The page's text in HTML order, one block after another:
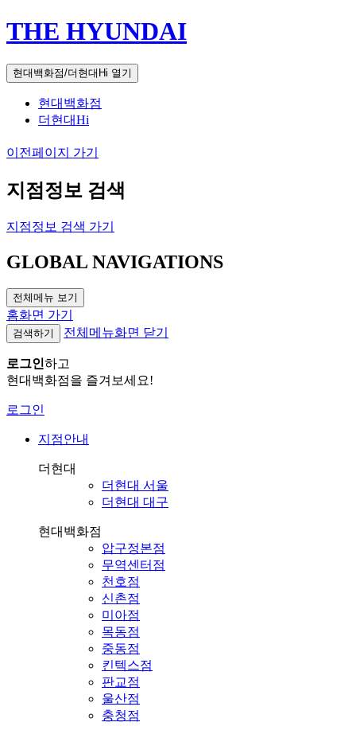
THE HYUNDAI
현대백화점/더현대Hi 열기
현대백화점
더현대Hi
이전페이지 가기
지점정보 검색
지점정보 검색 가기
GLOBAL NAVIGATIONS
전체메뉴 보기
홈화면 가기
검색하기 전체메뉴화면 닫기
로그인하고
현대백화점을 즐겨보세요!
로그인
지점안내
더현대
더현대 서울
더현대 대구
현대백화점
압구정본점
무역센터점
천호점
신촌점
미아점
목동점
중동점
킨텍스점
판교점
울산점
충청점